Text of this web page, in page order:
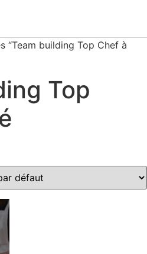
“Team building Top Chef à
Top